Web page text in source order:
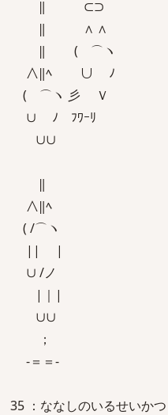
‖ ⊂⊃
‖ ∧ ∧
‖ ( ⌒ヽ
∧‖ﾍ ∪ ﾉ
( ⌒ヽ 彡 Ｖ
∪ ﾉ ﾌﾜｰﾘ
∪∪
‖
∧‖ﾍ
( /⌒ヽ
|| |
∪ /ノ
|｜|
∪∪
；
-＝＝-
35 ：ななしのいるせいか